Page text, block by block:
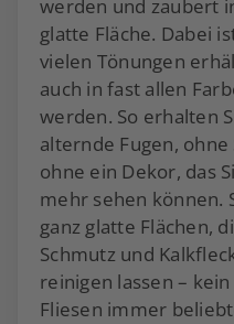
werden und zaubert
glatte Fläche. Dabei
vielen Tönungen
auch in fast allen
werden. So erhalten
alternde Fugen,
ohne ein Dekor, das
mehr sehen können.
ganz glatte Flächen,
Schmutz und
reinigen lassen –
Fliesen immer